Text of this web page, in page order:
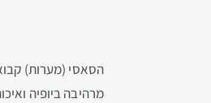
הסאסי (מערות)
מרהיבה ביופיה